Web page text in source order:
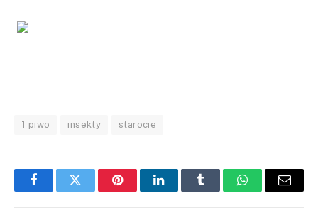
1 piwo insekty starocie
FacebookTwitter PinterestLinkedInTumblr WhatsAppEmail